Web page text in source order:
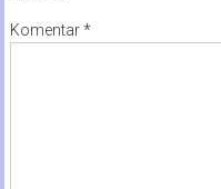
Komentar*